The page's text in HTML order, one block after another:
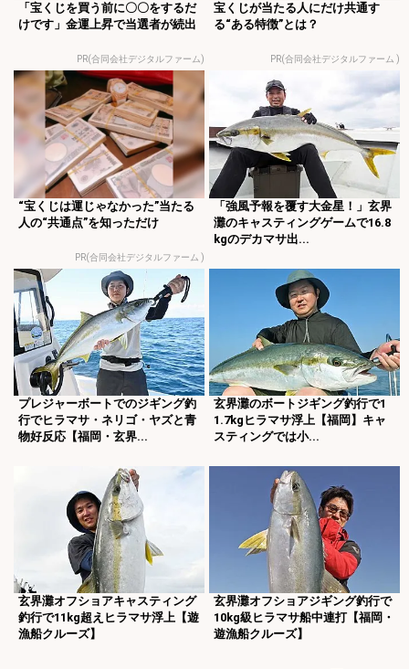
「宝くじを買う前に〇〇をするだ
けです」金運上昇で当選者が続出
PR(合同会社デジタルファーム)
宝くじが当たる人にだけ共通す
る“ある特徴”とは？
PR(合同会社デジタルファーム )
“宝くじは運じゃなかった”当たる
人の“共通点”を知っただけ
PR(合同会社デジタルファーム )
「強風予報を覆す大金星！」玄界
灘のキャスティングゲームで16.8
kgのデカマサ出...
プレジャーボートでのジギング釣
行でヒラマサ・ネリゴ・ヤズと青
物好反応【福岡・玄界...
玄界灘のボートジギング釣行で1
1.7kgヒラマサ浮上【福岡】キャ
スティングでは小...
玄界灘オフショアキャスティング
釣行で11kg超えヒラマサ浮上【遊
漁船クルーズ】
玄界灘オフショアジギング釣行で
10kg級ヒラマサ船中連打【福岡・
遊漁船クルーズ】